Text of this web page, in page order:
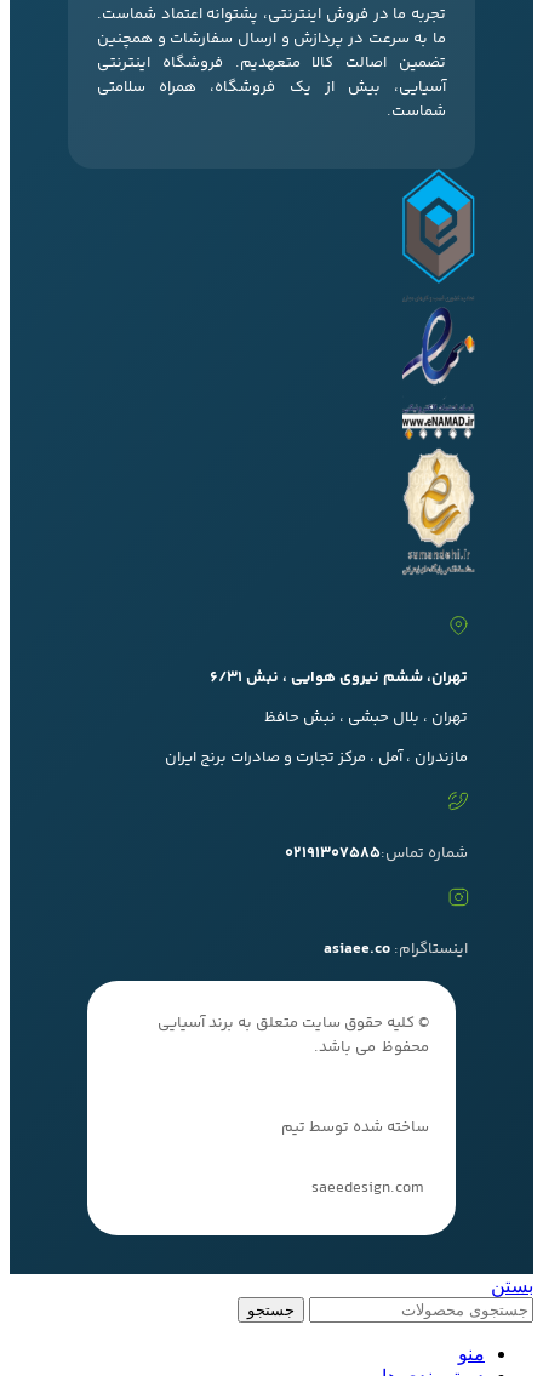
تجربه ما در فروش اینترنتی، پشتوانه اعتماد شماست.
ما به سرعت در پردازش و ارسال سفارشات و همچنین
تضمین اصالت کالا متعهدیم. فروشگاه اینترنتی
آسیایی، بیش از یک فروشگاه، همراه سلامتی
شماست.
تهران، ششم نیروی هوایی ، نبش 6/31
تهران ، بلال حبشی ، نبش حافظ
مازندران ، آمل ، مرکز تجارت و صادرات برنج ایران
شماره تماس:02191307585
اینستاگرام:
© کلیه حقوق سایت متعلق به برند آسیایی
محفوظ می باشد.
ساخته شده توسط تیم
saeedesign.com
بستن
جستجو
منو